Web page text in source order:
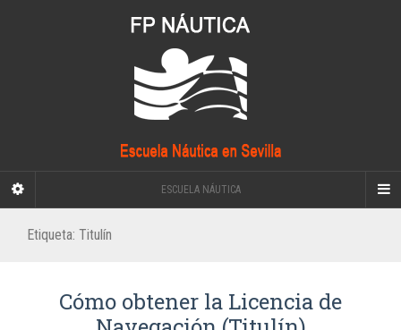
ESCUELA NÁUTICA
Etiqueta: Titulín
Cómo obtener la Licencia de